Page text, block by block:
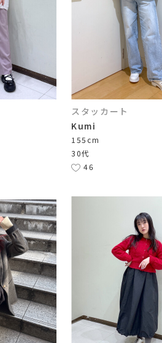
スタッカート
Kumi
155cm
30代
46